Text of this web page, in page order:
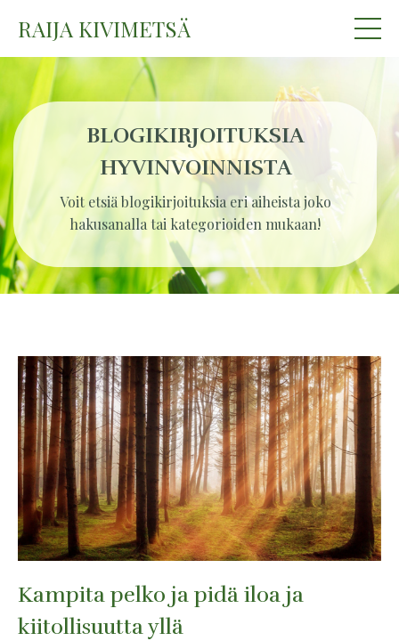
RAIJA KIVIMETSÄ
BLOGIKIRJOITUKSIA
HYVINVOINNISTA
Voit etsiä blogikirjoituksia eri aiheista joko
hakusanalla tai kategorioiden mukaan!
Kampita pelko ja pidä iloa ja
kiitollisuutta yllä